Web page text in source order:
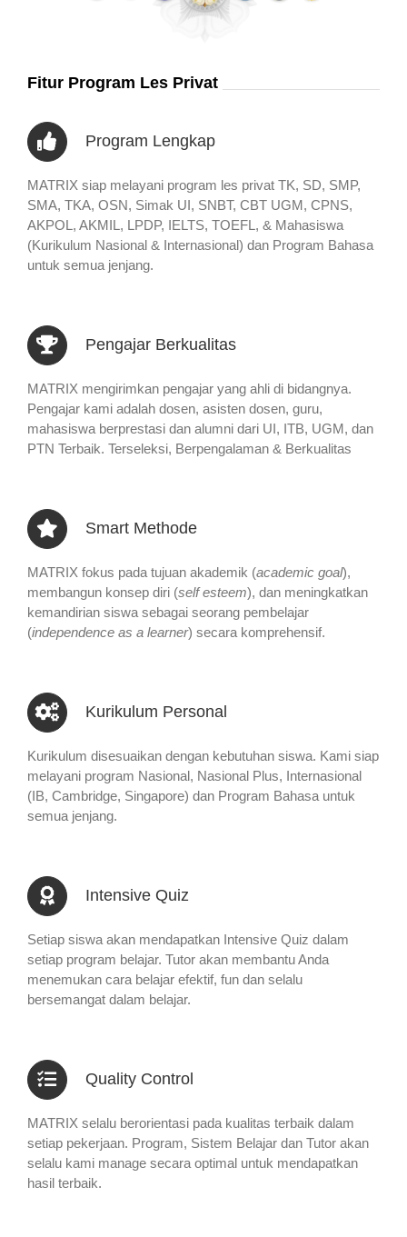
Fitur Program Les Privat
Program Lengkap
MATRIX siap melayani program les privat TK, SD, SMP,
SMA, TKA, OSN, Simak UI, SNBT, CBT UGM, CPNS,
AKPOL, AKMIL, LPDP, IELTS, TOEFL, & Mahasiswa
(Kurikulum Nasional & Internasional) dan Program Bahasa
untuk semua jenjang.
Pengajar Berkualitas
MATRIX mengirimkan pengajar yang ahli di bidangnya.
Pengajar kami adalah dosen, asisten dosen, guru,
mahasiswa berprestasi dan alumni dari UI, ITB, UGM, dan
PTN Terbaik. Terseleksi, Berpengalaman & Berkualitas
Smart Methode
MATRIX fokus pada tujuan akademik (academic goal),
membangun konsep diri (self esteem), dan meningkatkan
kemandirian siswa sebagai seorang pembelajar
(independence as a learner) secara komprehensif.
Kurikulum Personal
Kurikulum disesuaikan dengan kebutuhan siswa. Kami siap
melayani program Nasional, Nasional Plus, Internasional
(IB, Cambridge, Singapore) dan Program Bahasa untuk
semua jenjang.
Intensive Quiz
Setiap siswa akan mendapatkan Intensive Quiz dalam
setiap program belajar. Tutor akan membantu Anda
menemukan cara belajar efektif, fun dan selalu
bersemangat dalam belajar.
Quality Control
MATRIX selalu berorientasi pada kualitas terbaik dalam
setiap pekerjaan. Program, Sistem Belajar dan Tutor akan
selalu kami manage secara optimal untuk mendapatkan
hasil terbaik.